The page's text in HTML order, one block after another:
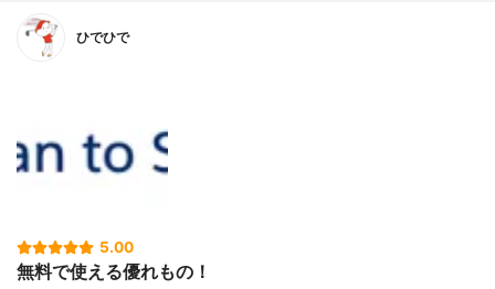
ひでひで
5.00
無料で使える優れもの！